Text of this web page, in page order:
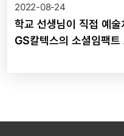
2022-08-24
학교 선생님이 직접 예
GS칼텍스의 소셜임팩